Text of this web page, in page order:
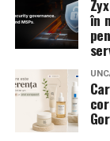
Urban
conturat
artă și
noapte.
Cultură:
prezentat
în